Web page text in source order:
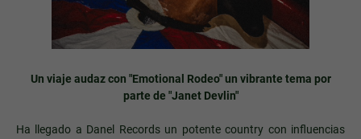
Un viaje audaz con "Emotional Rodeo" un vibrante tema por
parte de "Janet Devlin"
Ha llegado a Danel Records un potente country con influencias